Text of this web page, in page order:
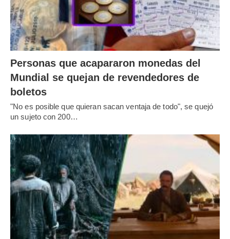
Personas que acapararon monedas del
Mundial se quejan de revendedores de
boletos
"No es posible que quieran sacan ventaja de todo", se quejó
un sujeto con 200…